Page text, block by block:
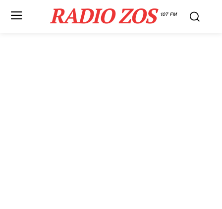
RADIO ZOS 107 FM